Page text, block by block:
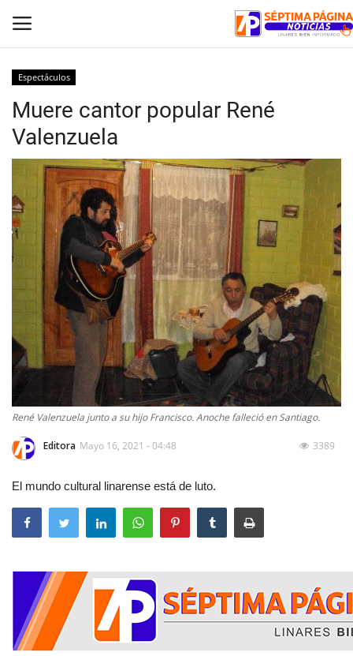
Inicio
Crónica
Policial
Tribunales
Deporte
Política
Espectáculos
Espectáculos
Muere cantor popular René
Valenzuela
René Valenzuela junto a su hijo Francisco. Anoche falleció en Santiago.
Editora Mayo 16, 2021 - 04:48 3389
El mundo cultural linarense está de luto.